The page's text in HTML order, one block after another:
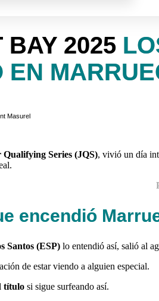
BAY 2025
EN
Masurel
Series (JQS), vivió un día
encendió
Santos (ESP) lo entendió así, salió al
de estar viendo a alguien especial.
título si sigue surfeando así.